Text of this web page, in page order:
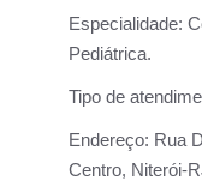
Especialidade:
Pediátrica.
Tipo de
Endereço: Rua
Centro, Niterói-